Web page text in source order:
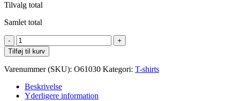
Tilvalg total
Samlet total
Neutral
O61030
Mens
Interlock
shirt
antal
Tilføj til kurv
Varenummer (SKU): O61030 Kategori: T-shirts
Beskrivelse
Yderligere information